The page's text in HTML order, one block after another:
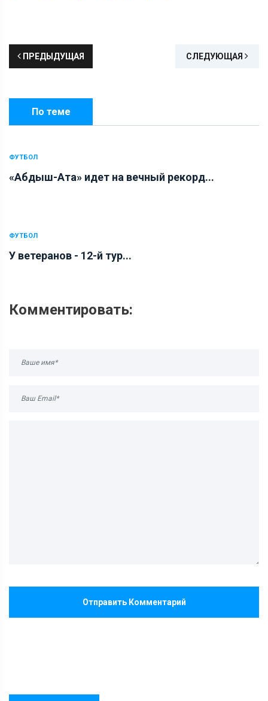
ПРЕДЫДУЩАЯ СЛЕДУЮЩАЯ
По теме
ФУТБОЛ
«Абдыш-Ата» идет на вечный рекорд...
ФУТБОЛ
У ветеранов - 12-й тур...
Комментировать:
Отправить Комментарий